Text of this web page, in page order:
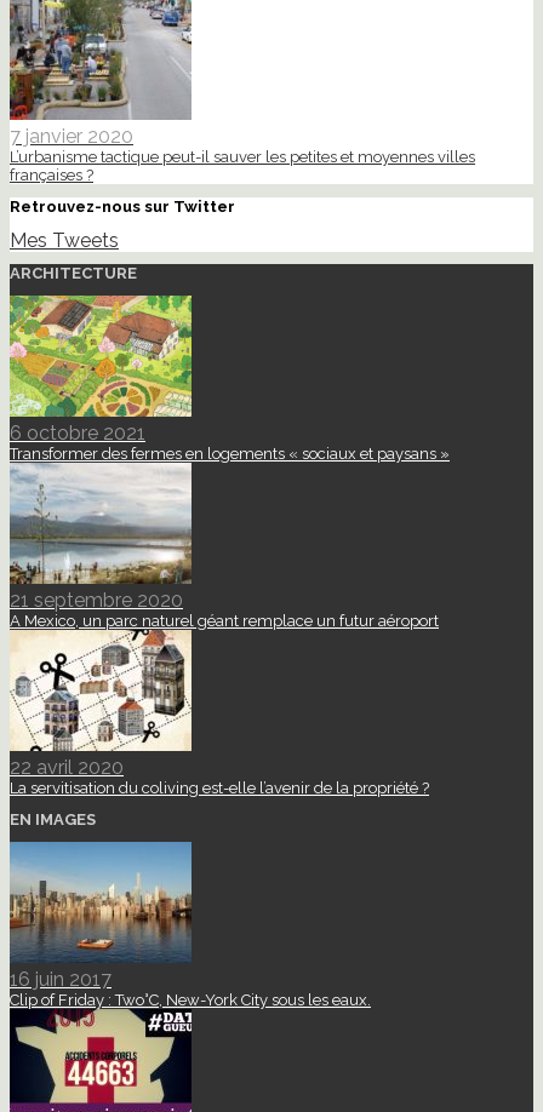
7 janvier 2020
L’urbanisme tactique peut-il sauver les petites et moyennes villes
françaises ?
Retrouvez-nous sur Twitter
Mes Tweets
ARCHITECTURE
6 octobre 2021
Transformer des fermes en logements « sociaux et paysans »
21 septembre 2020
A Mexico, un parc naturel géant remplace un futur aéroport
22 avril 2020
La servitisation du coliving est-elle l’avenir de la propriété ?
EN IMAGES
16 juin 2017
Clip of Friday : Two°C, New-York City sous les eaux.